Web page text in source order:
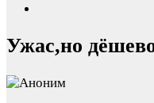
Ужас,но